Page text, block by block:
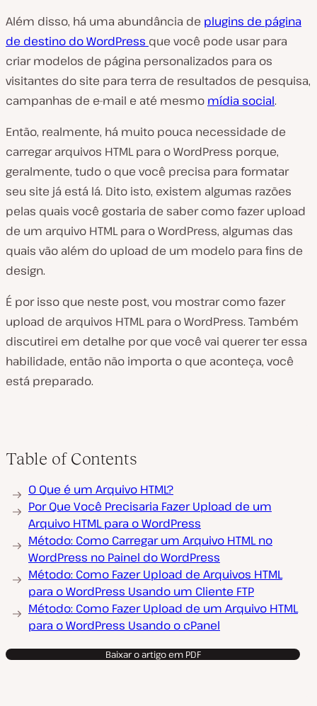
Além disso, há uma abundância de plugins de página
de destino do WordPress que você pode usar para
criar modelos de página personalizados para os
visitantes do site para terra de resultados de pesquisa,
campanhas de e-mail e até mesmo mídia social.
Então, realmente, há muito pouca necessidade de
carregar arquivos HTML para o WordPress porque,
geralmente, tudo o que você precisa para formatar
seu site já está lá. Dito isto, existem algumas razões
pelas quais você gostaria de saber como fazer upload
de um arquivo HTML para o WordPress, algumas das
quais vão além do upload de um modelo para fins de
design.
É por isso que neste post, vou mostrar como fazer
upload de arquivos HTML para o WordPress. Também
discutirei em detalhe por que você vai querer ter essa
habilidade, então não importa o que aconteça, você
está preparado.
Table of Contents
O Que é um Arquivo HTML?
Por Que Você Precisaria Fazer Upload de um
Arquivo HTML para o WordPress
Método: Como Carregar um Arquivo HTML no
WordPress no Painel do WordPress
Método: Como Fazer Upload de Arquivos HTML
para o WordPress Usando um Cliente FTP
Método: Como Fazer Upload de um Arquivo HTML
para o WordPress Usando o cPanel
Baixar o artigo em PDF